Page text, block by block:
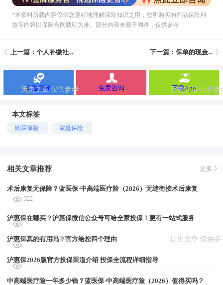
*本资料所载內容仅供您更好地理解保险知识之用；您所购买的产品保险利
益等内容以保险合同载明为准。部分内容来源于网络，仅供参考
上一篇：个人补缴社... 下一篇：保单的现金...
车险报价 免费咨询 下载App
本文标签
购买保险 家庭保险
相关文章推荐 更多
术后康复无保障？蓝医保·中高端医疗险（2026）无缝衔接术后康复
322
沪惠保在哪买？沪惠保微信公众号可给全家投保！更有一站式服务
沪惠保真的有用吗？官方给您四个理由
沪惠保2026版官方投保渠道介绍 投保全流程详细指导
中高端医疗险一年多少钱？蓝医保·中高端医疗险（2026）值得买吗？